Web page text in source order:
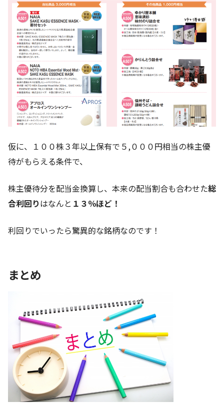
仮に、１００株３年以上保有で５,０００円相当の株主優
待がもらえる条件で、
株主優待分を配当金換算し、本来の配当割合も合わせた総
合利回りはなんと １３％ほど！
利回りでいったら驚異的な銘柄なのです！
まとめ